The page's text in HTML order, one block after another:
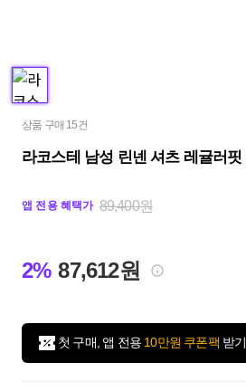
상품 구매 15건
라코스테 남성 린넨 셔츠 레귤러핏
앱 전용 혜택가 89,400원
2% 87,612원
첫 구매, 앱 전용 10만원 쿠폰팩 받기